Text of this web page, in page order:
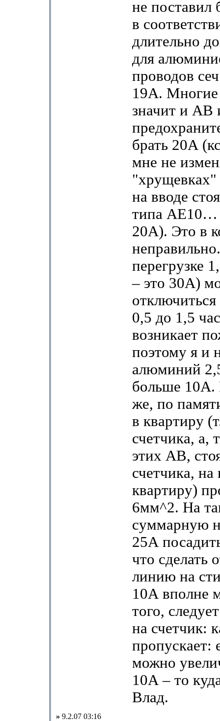
не
в
длительно
для
проводов
19А. Многие
значит и АВ
брать 20А
мне не
"хрущевках"
на вводе
типа АЕ10…
20А). Это в
перегрузке
– это 30А)
0,5 до 1,5
возникает
поэтому я и
алюминий
больше
же, по
в квартиру
счетчика, а,
этих АВ,
счетчика, на
квартиру)
6мм^2. На
суммарную
25А
что сделать
линию на
10А вполне
того,
на счетчик:
пропускает:
можно
10А – то
Влад.
» 9.2.07 03:16